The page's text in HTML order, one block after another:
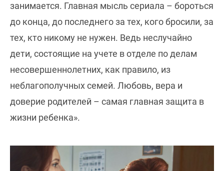
занимается. Главная мысль сериала – бороться
до конца, до последнего за тех, кого бросили, за
тех, кто никому не нужен. Ведь неслучайно
дети, состоящие на учете в отделе по делам
несовершеннолетних, как правило, из
неблагополучных семей. Любовь, вера и
доверие родителей – самая главная защита в
жизни ребенка».